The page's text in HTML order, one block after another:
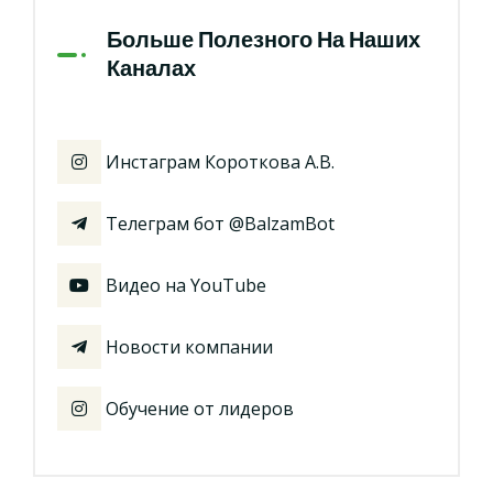
Больше Полезного На Наших
Каналах
Инстаграм Короткова А.В.
Телеграм бот @BalzamBot
Видео на YouTube
Новости компании
Обучение от лидеров